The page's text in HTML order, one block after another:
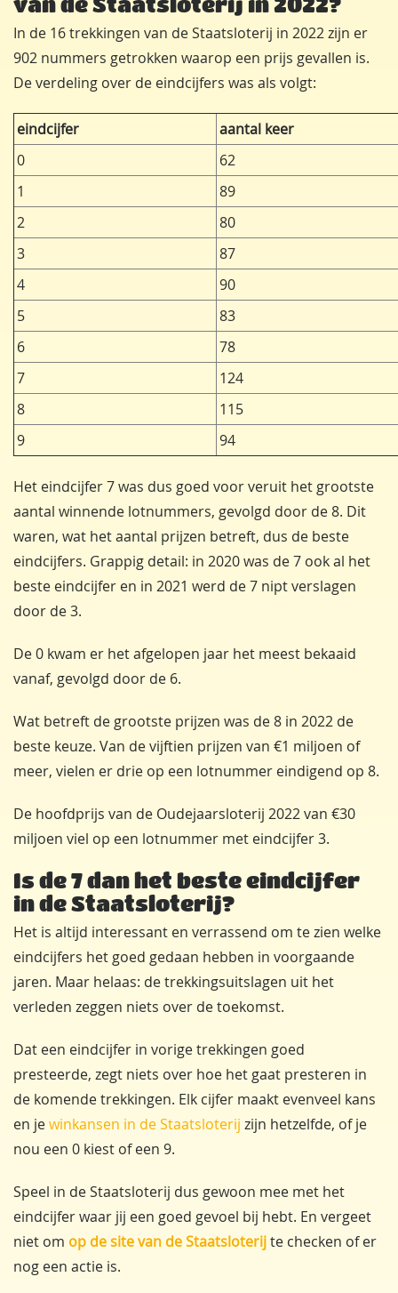
In de 16 trekkingen van de Staatsloterij in 2022 zijn er
902 nummers getrokken waarop een prijs gevallen is.
De verdeling over de eindcijfers was als volgt:
eindcijfer
aantal keer
0
62
1
89
2
80
3
87
4
90
5
83
6
78
7
124
8
115
9
94
Het eindcijfer 7 was dus goed voor veruit het grootste
aantal winnende lotnummers, gevolgd door de 8. Dit
waren, wat het aantal prijzen betreft, dus de beste
eindcijfers. Grappig detail: in 2020 was de 7 ook al het
beste eindcijfer en in 2021 werd de 7 nipt verslagen
door de 3.
De 0 kwam er het afgelopen jaar het meest bekaaid
vanaf, gevolgd door de 6.
Wat betreft de grootste prijzen was de 8 in 2022 de
beste keuze. Van de vijftien prijzen van €1 miljoen of
meer, vielen er drie op een lotnummer eindigend op 8.
De hoofdprijs van de Oudejaarsloterij 2022 van €30
miljoen viel op een lotnummer met eindcijfer 3.
Is de 7 dan het beste eindcijfer
in de Staatsloterij?
Het is altijd interessant en verrassend om te zien welke
eindcijfers het goed gedaan hebben in voorgaande
jaren. Maar helaas: de trekkingsuitslagen uit het
verleden zeggen niets over de toekomst.
Dat een eindcijfer in vorige trekkingen goed
presteerde, zegt niets over hoe het gaat presteren in
de komende trekkingen. Elk cijfer maakt evenveel kans
en jewinkansen in de Staatsloterij zijn hetzelfde, of je
nou een 0 kiest of een 9.
Speel in de Staatsloterij dus gewoon mee met het
eindcijfer waar jij een goed gevoel bij hebt. En vergeet
niet om op de site van de Staatsloterijte checken of er
nog een actie is.